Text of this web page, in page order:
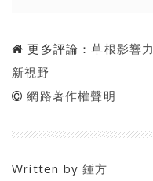
更多評論：草根影響力
新視野
網路著作權聲明
Written by鍾方